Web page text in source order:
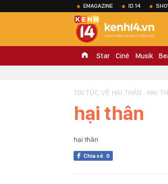
EMAGAZINE ID.14
Star Ciné Musik
TIN TỨC VỀ HẠI THÂN - HAI
hại thân
hại thân
Chia sẻ 0